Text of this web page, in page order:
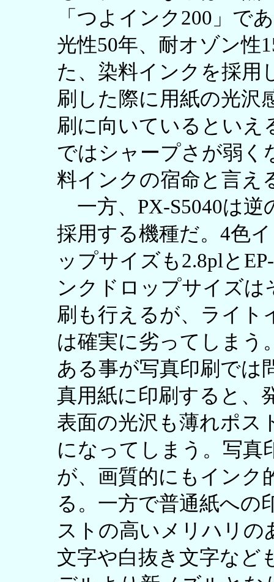
「つよインク200」で
光性50年、耐オゾン性
た、染料インクを採用
刷した際に用紙の光沢
刷に向いているといえ
ではシャープさが弱く
料インクの宿命と言え
一方、PX-S5040は逆
採用する機種だ。4色
ップサイズも2.8plと
ンクドロップサイズ
刷も行えるが、ライト
は確実に劣ってしまう
ある事が写真印刷では
真用紙に印刷すると、
表面の光沢も薄れポス
になってしまう。写真
が、画質的にもインク
る。一方で普通紙への
ストの高いメリハリの
文字や白抜き文字など